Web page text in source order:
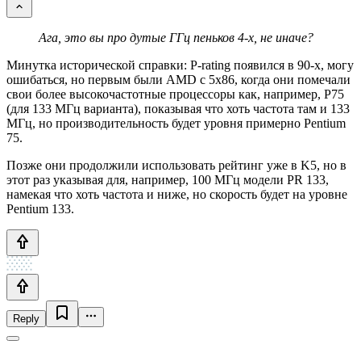
Ага, это вы про дутые ГГц пеньков 4-х, не иначе?
Минутка исторической справки: P-rating появился в 90-х, могу
ошибаться, но первым были AMD с 5x86, когда они помечали
свои более высокочастотные процессоры как, например, P75
(для 133 МГц варианта), показывая что хоть частота там и 133
МГц, но производительность будет уровня примерно Pentium
75.
Позже они продолжили использовать рейтинг уже в K5, но в
этот раз указывая для, например, 100 МГц модели PR 133,
намекая что хоть частота и ниже, но скорость будет на уровне
Pentium 133.
Reply